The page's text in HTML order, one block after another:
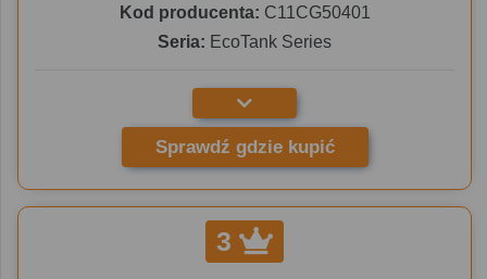
Kod producenta: C11CG50401
Seria: EcoTank Series
Sprawdź gdzie kupić
3